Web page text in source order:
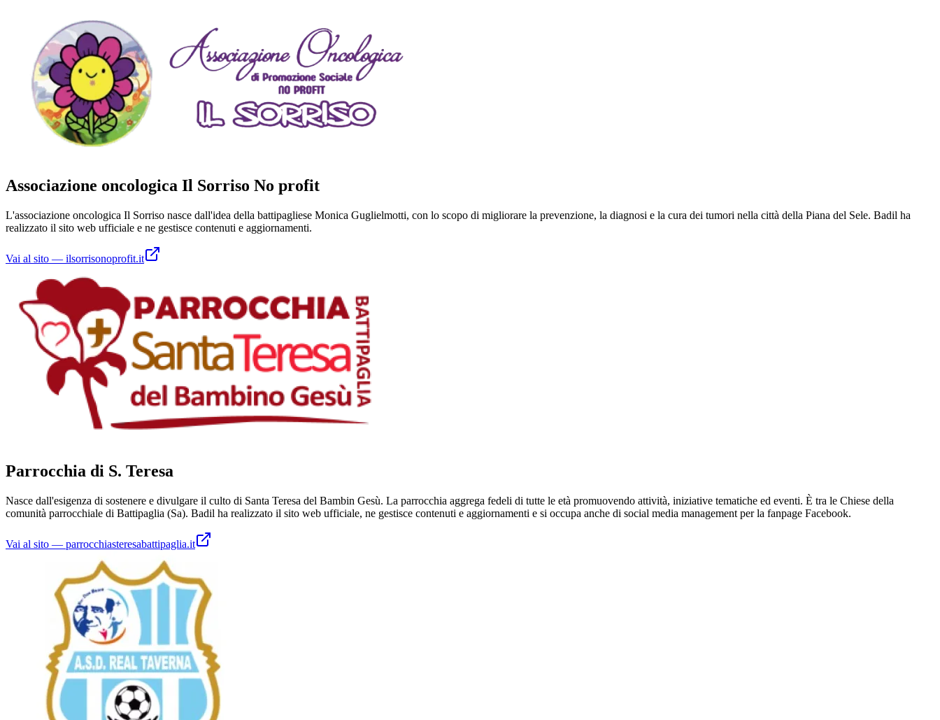
Associazione oncologica Il Sorriso No profit
L'associazione oncologica Il Sorriso nasce dall'idea della battipagliese Monica Guglielmotti, con lo scopo di migliorare la prevenzione, la diagnosi e la cura dei tumori nella città della Piana del Sele. Badil ha
realizzato il sito web ufficiale e ne gestisce contenuti e aggiornamenti.
Vai al sito — ilsorrisonoprofit.it
Parrocchia di S. Teresa
Nasce dall'esigenza di sostenere e divulgare il culto di Santa Teresa del Bambin Gesù. La parrocchia aggrega fedeli di tutte le età promuovendo attività, iniziative tematiche ed eventi. È tra le Chiese della
comunità parrocchiale di Battipaglia (Sa). Badil ha realizzato il sito web ufficiale, ne gestisce contenuti e aggiornamenti e si occupa anche di social media management per la fanpage Facebook.
Vai al sito — parrocchiasteresabattipaglia.it